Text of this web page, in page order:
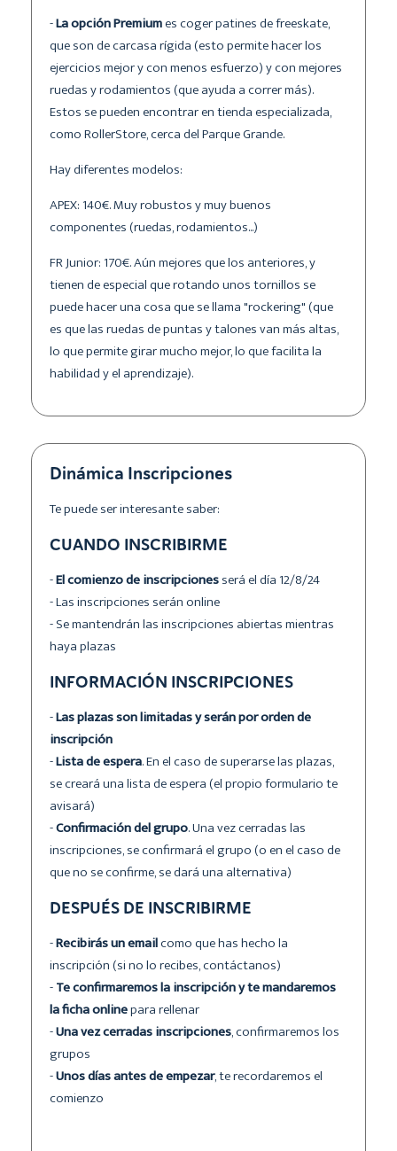
-La opción Premiumes coger patines de freeskate,
que son de carcasa rígida (esto permite hacer los
ejercicios mejor y con menos esfuerzo) y con mejores
ruedas y rodamientos (que ayuda a correr más).
Estos se pueden encontrar en tienda especializada,
como RollerStore, cerca del Parque Grande.
Hay diferentes modelos:
APEX: 140€. Muy robustos y muy buenos
componentes (ruedas, rodamientos...)
FR Junior: 170€. Aún mejores que los anteriores, y
tienen de especial que rotando unos tornillos se
puede hacer una cosa que se llama "rockering" (que
es que las ruedas de puntas y talones van más altas,
lo que permite girar mucho mejor, lo que facilita la
habilidad y el aprendizaje).
Dinámica Inscripciones
Te puede ser interesante saber:
CUANDO INSCRIBIRME
-El comienzo de inscripcionesserá el día 12/8/24
- Las inscripciones serán online
- Se mantendrán las inscripciones abiertas mientras
haya plazas
INFORMACIÓN INSCRIPCIONES
-Las plazas son limitadas y serán por orden de
inscripción
-Lista de espera. En el caso de superarse las plazas,
se creará una lista de espera (el propio formulario te
avisará)
-Confirmación del grupo. Una vez cerradas las
inscripciones, se confirmará el grupo (o en el caso de
que no se confirme, se dará una alternativa)
DESPUÉS DE INSCRIBIRME
-Recibirás un emailcomo que has hecho la
inscripción (si no lo recibes, contáctanos)
-Te confirmaremos la inscripción y te mandaremos
la ficha onlinepara rellenar
-Una vez cerradas inscripciones, confirmaremos los
grupos
-Unos días antes de empezar, te recordaremos el
comienzo